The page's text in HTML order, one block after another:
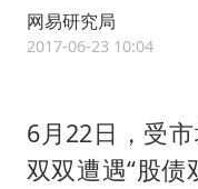
网易研究局
2017-06-23 10:04
6月22日，受
双双遭遇“股债